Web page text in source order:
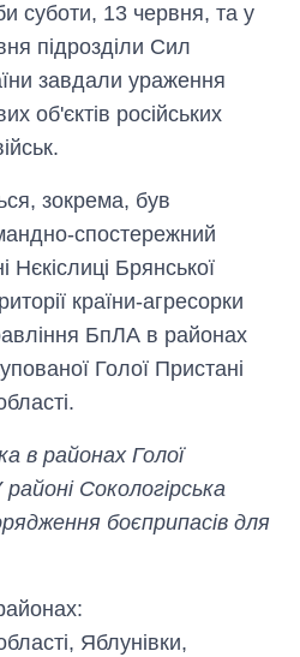
суботи, 13 червня, та у
підрозділи Сил
завдали ураження
об'єктів російських
зокрема, був
спостережний
Нєкіслиці Брянської
країни-агресорки
БпЛА в районах
Голої Пристані
в районах Голої
Сокологірська
боєприпасів для
Яблунівки,
Як змінився
бюджет
Міністерства
оборони за 13
років війни з
росією